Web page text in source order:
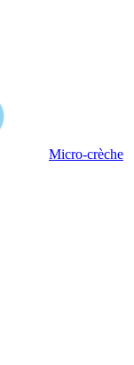
Micro-crèche